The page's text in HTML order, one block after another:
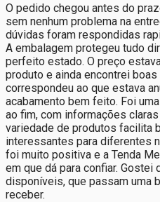
O pedido chegou antes do
sem nenhum problema na
dúvidas foram respondidas
A embalagem protegeu tudo
perfeito estado. O preço
produto e ainda encontrei
correspondeu ao que estava
acabamento bem feito. Foi
ao fim, com informações
variedade de produtos facilita
interessantes para diferentes
foi muito positiva e a Tenda
em que dá para confiar.
disponíveis, que passam uma
receber.